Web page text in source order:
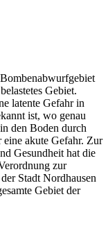
Gebiet.
latente Gefahr in
ist, wo genau
den Boden durch
eine akute Gefahr. Zur
Gesundheit hat die
zur
Stadt Nordhausen
Gebiet der